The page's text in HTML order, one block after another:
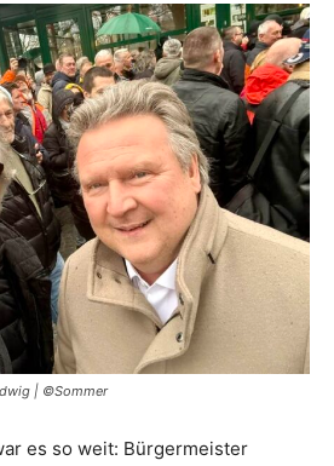
| ©Sommer
es so weit: Bürgermeister